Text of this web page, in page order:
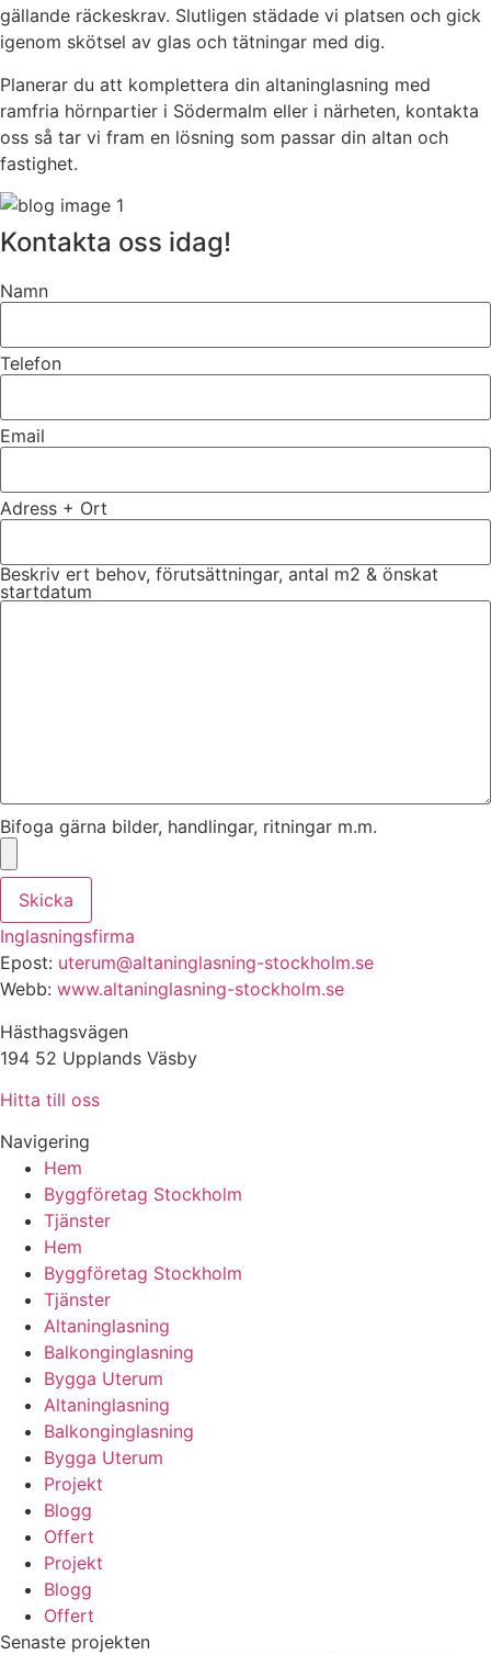
gällande räckeskrav. Slutligen städade vi platsen och gick
igenom skötsel av glas och tätningar med dig.
Planerar du att komplettera din altaninglasning med
ramfria hörnpartier i Södermalm eller i närheten, kontakta
oss så tar vi fram en lösning som passar din altan och
fastighet.
Kontakta oss idag!
Namn
Telefon
Email
Adress + Ort
Beskriv ert behov, förutsättningar, antal m2 & önskat
startdatum
Bifoga gärna bilder, handlingar, ritningar m.m.
Skicka
Inglasningsfirma
Epost: uterum@altaninglasning-stockholm.se
Webb: www.altaninglasning-stockholm.se
Hästhagsvägen
194 52 Upplands Väsby
Hitta till oss
Navigering
Hem
Byggföretag Stockholm
Tjänster
Hem
Byggföretag Stockholm
Tjänster
Altaninglasning
Balkonginglasning
Bygga Uterum
Altaninglasning
Balkonginglasning
Bygga Uterum
Projekt
Blogg
Offert
Projekt
Blogg
Offert
Senaste projekten